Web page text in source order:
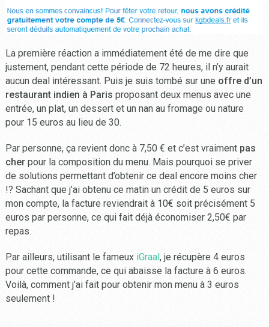
La première réaction a immédiatement été de me dire que
justement, pendant cette période de 72 heures, il n’y aurait
aucun deal intéressant. Puis je suis tombé sur une offre d’un
restaurant indien à Paris proposant deux menus avec une
entrée, un plat, un dessert et un nan au fromage ou nature
pour 15 euros au lieu de 30.
Par personne, ça revient donc à 7,50 € et c’est vraiment pas
cherpour la composition du menu. Mais pourquoi se priver
de solutions permettant d’obtenir ce deal encore moins cher
!? Sachant que j’ai obtenu ce matin un crédit de 5 euros sur
mon compte, la facture reviendrait à 10€ soit précisément 5
euros par personne, ce qui fait déjà économiser 2,50€ par
repas.
Par ailleurs, utilisant le fameux iGraal, je récupère 4 euros
pour cette commande, ce qui abaisse la facture à 6 euros.
Voilà, comment j’ai fait pour obtenir mon menu à 3 euros
seulement !